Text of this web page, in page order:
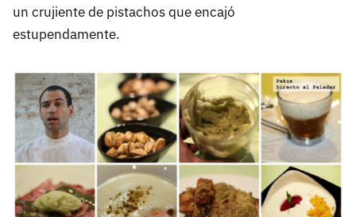
un crujiente de pistachos que encajó
estupendamente.